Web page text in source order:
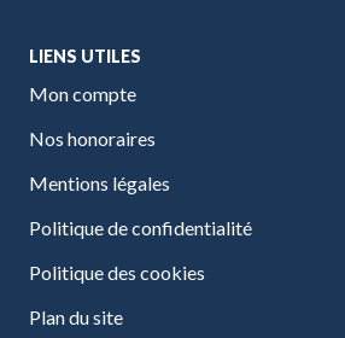
LIENS UTILES
Mon compte
Nos honoraires
Mentions légales
Politique de confidentialité
Politique des cookies
Plan du site